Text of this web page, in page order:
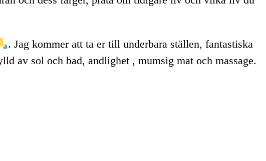
. Jag kommer att ta er till underbara ställen, fantastiska
av sol och bad, andlighet , mumsig mat och massage.